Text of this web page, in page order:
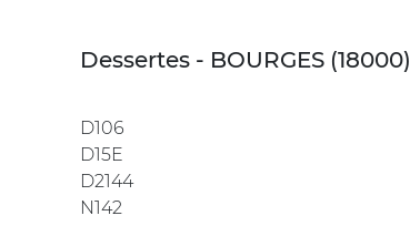
Dessertes - BOURGES (18000)
D106
D15E
D2144
N142